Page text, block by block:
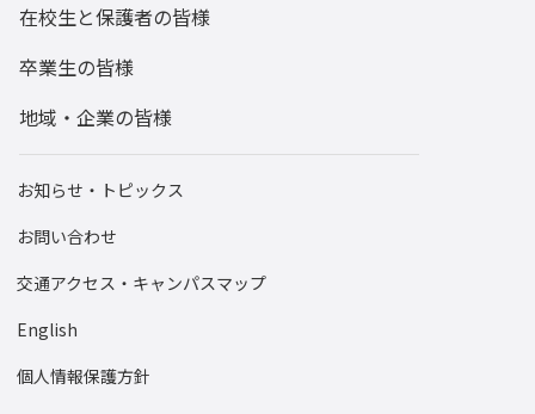
寄附のご報告
囲碁・将棋部
卒業生の活躍
在校生と保護者の皆様
卒業生の皆様
地域・企業の皆様
お知らせ・トピックス
お問い合わせ
交通アクセス・キャンパスマップ
English
個人情報保護方針